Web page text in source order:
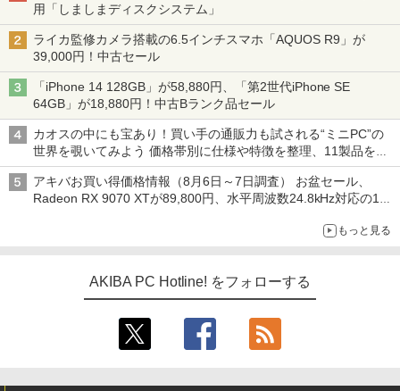
用「しましまディスクシステム」
ライカ監修カメラ搭載の6.5インチスマホ「AQUOS R9」が
39,000円！中古セール
「iPhone 14 128GB」が58,880円、「第2世代iPhone SE
64GB」が18,880円！中古Bランク品セール
カオスの中にも宝あり！買い手の通販力も試される“ミニPC”の
世界を覗いてみよう 価格帯別に仕様や特徴を整理、11製品をピ
ックアップ text by 石川 ひさよし
アキバお買い得価格情報（8月6日～7日調査） お盆セール、
Radeon RX 9070 XTが89,800円、水平周波数24.8kHz対応の17
もっと見る
AKIBA PC Hotline! をフォローする